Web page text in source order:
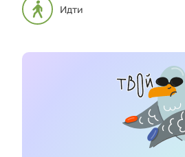
Идти